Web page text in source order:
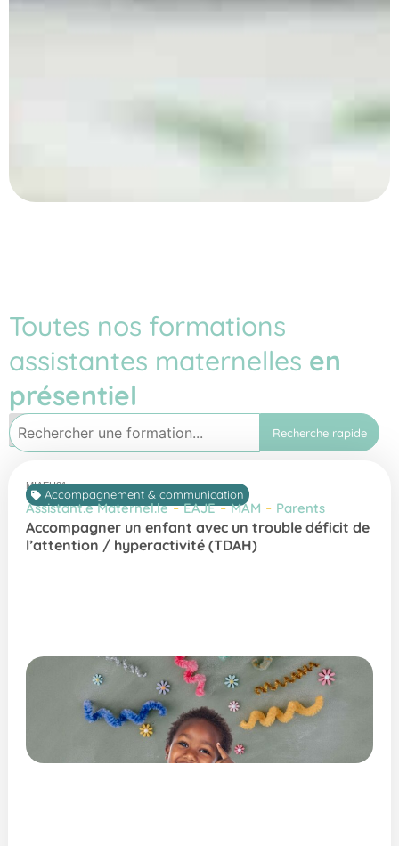
Toutes nos formations
assistantes maternelles en
présentiel
Recherche rapide
MIAEH21
Accompagnement & communication
Assistant.e Maternel.le-EAJE-MAM - Parents
Accompagner un enfant avec un trouble déficit de
l’attention / hyperactivité (TDAH)